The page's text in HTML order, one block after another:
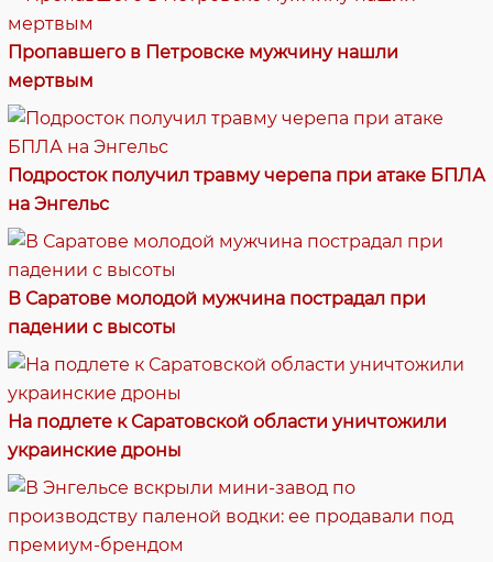
Пропавшего в Петровске мужчину нашли
мертвым
Подросток получил травму черепа при атаке БПЛА
на Энгельс
В Саратове молодой мужчина пострадал при
падении с высоты
На подлете к Саратовской области уничтожили
украинские дроны